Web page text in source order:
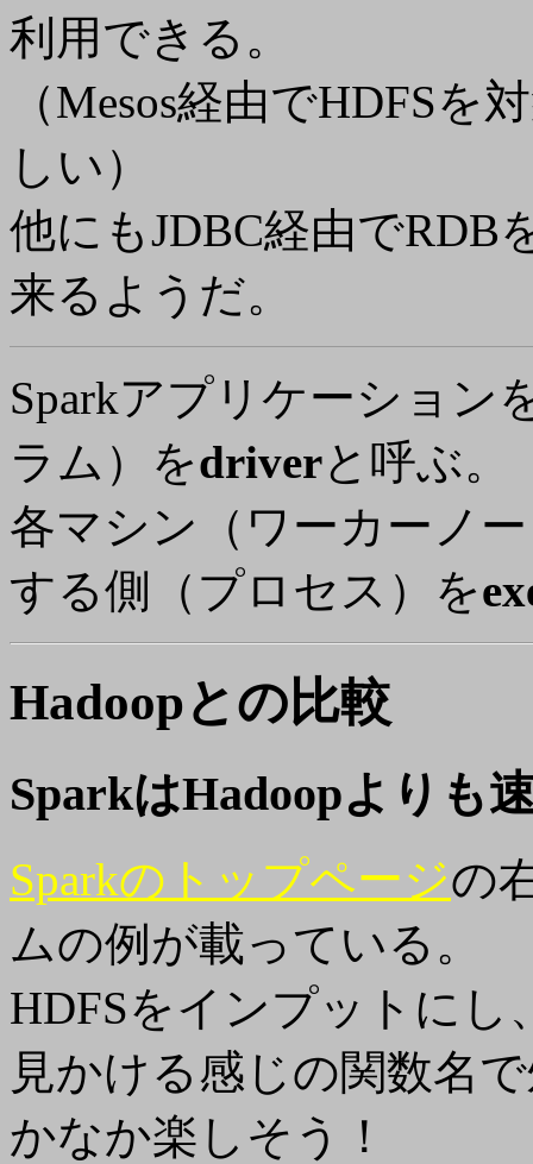
利用できる。
（Mesos経由でHDFS
しい）
他にもJDBC経由でRDB
来るようだ。
Sparkアプリケーション
ラム）をdriverと呼ぶ。
各マシン（ワーカーノ
する側（プロセス）を
Hadoopとの比較
SparkはHadoopよりも
Sparkのトップページの
ムの例が載っている。
HDFSをインプットにし
見かける感じの関数名
かなか楽しそう！